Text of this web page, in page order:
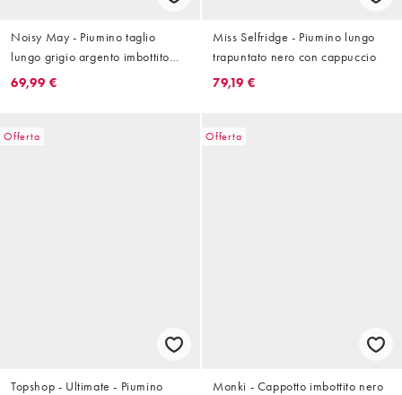
Noisy May - Piumino taglio
lungo grigio argento imbottito
con cappuccio
69,99 €
Miss Selfridge - Piumino lungo
trapuntato nero con cappuccio
79,19 €
Offerta
Topshop - Ultimate - Piumino
Offerta
Monki - Cappotto imbottito nero